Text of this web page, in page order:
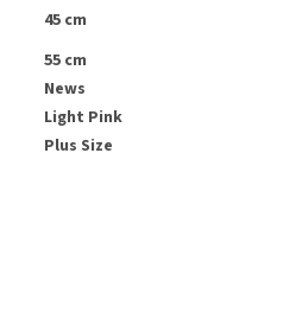
45 cm
55 cm
News
Light Pink
Plus Size